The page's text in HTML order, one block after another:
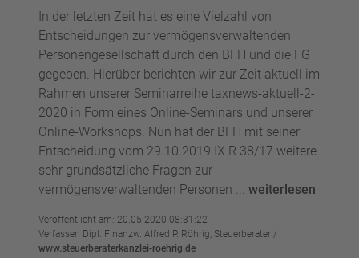
In der letzten Zeit hat es eine Vielzahl von
Entscheidungen zur vermögensverwaltenden
Personengesellschaft durch den BFH und die FG
gegeben. Hierüber berichten wir zur Zeit aktuell im
Rahmen unserer Seminarreihe taxnews-aktuell-2-
2020 in Form eines Online-Seminars und unserer
Online-Workshops. Nun hat der BFH mit seiner
Entscheidung vom 29.10.2019 IX R 38/17 weitere
sehr grundsätzliche Fragen zur
vermögensverwaltenden Personen ... weiterlesen
Veröffentlicht am: 20.05.2020 08:31:22
Verfasser: Dipl. Finanzw. Alfred P. Röhrig, Steuerberater /
www.steuerberaterkanzlei-roehrig.de